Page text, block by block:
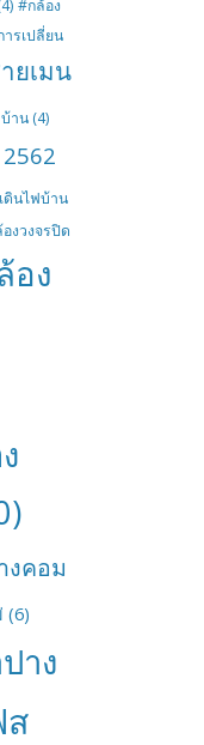
#กล้อง
ารเปลี่ยน
ยเมน
าน (4)
ดินไฟบ้าน
งวงจรปิด
อง
งคอม
(6)
าง
ส